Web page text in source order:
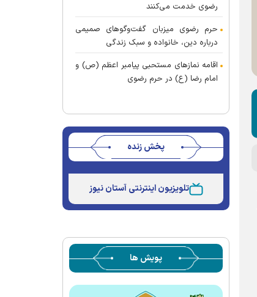
رضوی خدمت می‌کنند
حرم رضوی میزبان گفت‌و‌گو‌های صمیمی
درباره دین، خانواده و سبک زندگی
اقامه نماز‌های مستحبی پیامبر اعظم (ص) و
امام رضا (ع) در حرم رضوی
پخش زنده
تلویزیون اینترنتی آستان نیوز
پویش ها